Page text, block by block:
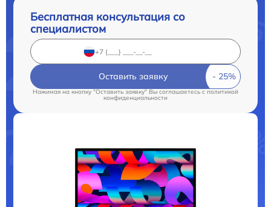
Бесплатная консультация со
специалистом
Оставить заявку
Нажимая на кнопку "Оставить заявку" Вы соглашаетесь cполитикой
конфиденциальности